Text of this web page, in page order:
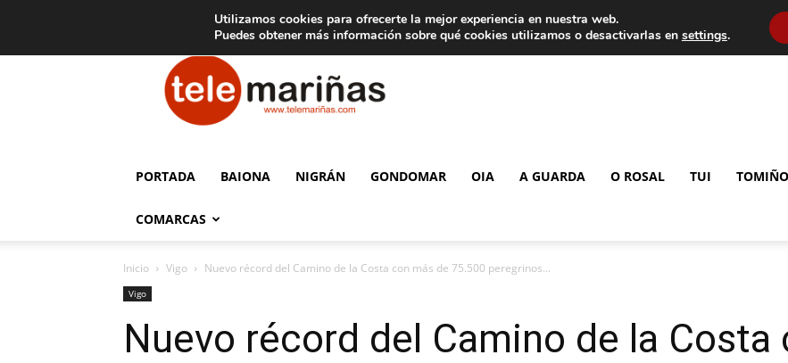
Aviso legal Tarifas de publicidad
Telemariñas
PORTADA BAIONA NIGRÁN GONDOMAR OIA A GUARDA O ROSAL TUI TOMIÑO
COMARCAS
Inicio Vigo Nuevo récord del Camino de la Costa con más de 75.500 peregrinos...
Vigo
Nuevo récord del Camino de la Costa
Utilizamos cookies para ofrecerte la mejor experiencia en nuestra web.
Puedes obtener más información sobre qué cookies utilizamos o desactivarlas en settings.